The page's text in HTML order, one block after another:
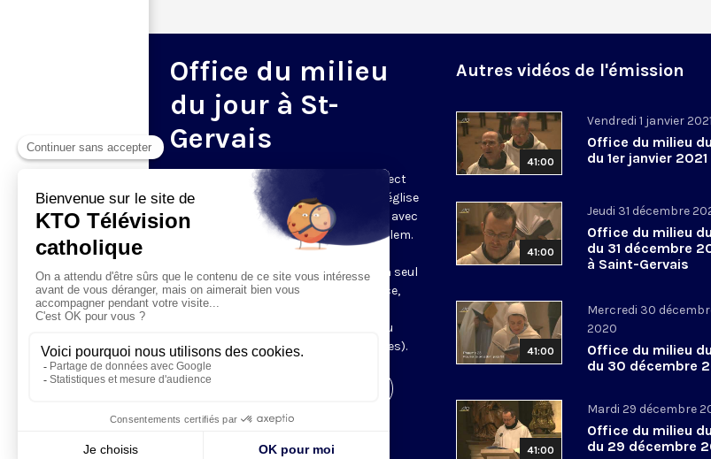
Office du milieu
du jour à St-
Gervais
Du mardi au samedi, KTO diffuse en direct
l’office du milieu du jour, en direct de l’église
Saint-Gervais-Saint-Protais (Paris 4e), avec
les Fraternités Monastiques de Jérusalem.
L’Office du Milieu du Jour regroupe, en
particulier, «au milieu du jour» et en un seul
office, les heures monastiques de Tierce,
Sexte et None. Il permet à l’Église de
retrouver son Seigneur entre l’office du
matin (Laudes) et l’office du soir (Vêpres).
Autres vidéos de l'émission
41:00
Vendredi 1 janvier 2021
Office du milieu
du 1er janvier 2021
41:00
Jeudi 31 décembre
Office du milieu
du 31 décembre
à Saint-Gervais
41:00
Mercredi 30
2020
Office du milieu
du 30 décembre
41:00
Mardi 29 décembre
Office du milieu
du 29 décembre